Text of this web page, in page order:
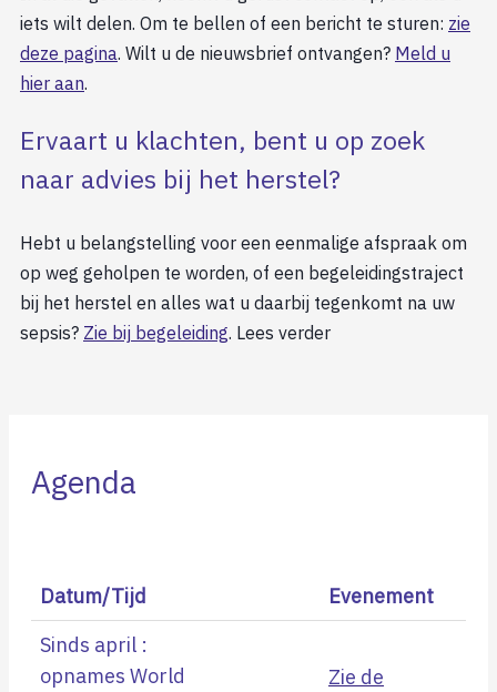
iets wilt delen. Om te bellen of een bericht te sturen: zie
deze pagina. Wilt u de nieuwsbrief ontvangen? Meld u
hier aan.
Ervaart u klachten, bent u op zoek
naar advies bij het herstel?
Hebt u belangstelling voor een eenmalige afspraak om
op weg geholpen te worden, of een begeleidingstraject
bij het herstel en alles wat u daarbij tegenkomt na uw
sepsis? Zie bij begeleiding. Lees verder
Agenda
Datum/Tijd
Evenement
Sinds april :
opnames World
Zie de